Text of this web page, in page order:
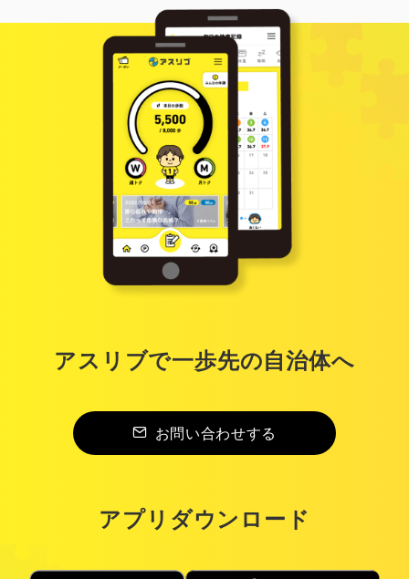
アスリブで一歩先の自治体へ
お問い合わせする
アプリダウンロード